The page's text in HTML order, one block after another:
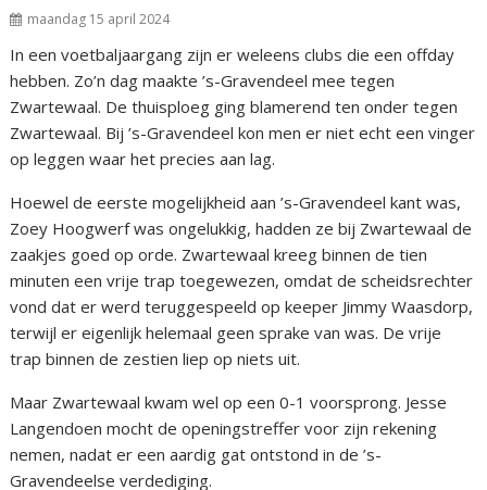
maandag 15 april 2024
In een voetbaljaargang zijn er weleens clubs die een offday
hebben. Zo’n dag maakte ’s-Gravendeel mee tegen
Zwartewaal. De thuisploeg ging blamerend ten onder tegen
Zwartewaal. Bij ’s-Gravendeel kon men er niet echt een vinger
op leggen waar het precies aan lag.
Hoewel de eerste mogelijkheid aan ’s-Gravendeel kant was,
Zoey Hoogwerf was ongelukkig, hadden ze bij Zwartewaal de
zaakjes goed op orde. Zwartewaal kreeg binnen de tien
minuten een vrije trap toegewezen, omdat de scheidsrechter
vond dat er werd teruggespeeld op keeper Jimmy Waasdorp,
terwijl er eigenlijk helemaal geen sprake van was. De vrije
trap binnen de zestien liep op niets uit.
Maar Zwartewaal kwam wel op een 0-1 voorsprong. Jesse
Langendoen mocht de openingstreffer voor zijn rekening
nemen, nadat er een aardig gat ontstond in de ’s-
Gravendeelse verdediging.